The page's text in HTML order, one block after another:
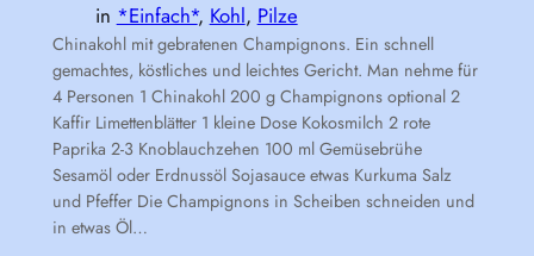
in *Einfach*, Kohl, Pilze
Chinakohl mit gebratenen Champignons. Ein schnell
gemachtes, köstliches und leichtes Gericht. Man nehme für
4 Personen 1 Chinakohl 200 g Champignons optional 2
Kaffir Limettenblätter 1 kleine Dose Kokosmilch 2 rote
Paprika 2-3 Knoblauchzehen 100 ml Gemüsebrühe
Sesamöl oder Erdnussöl Sojasauce etwas Kurkuma Salz
und Pfeffer Die Champignons in Scheiben schneiden und
in etwas Öl…